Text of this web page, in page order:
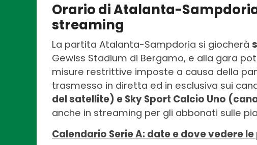
Orario di Atalanta-
streaming
La partita Atalanta-Sampdoria si giocherà
Gewiss Stadium di Bergamo, e alla gara
misure restrittive imposte a causa della
trasmesso in diretta ed in esclusiva sui
del satellite) e Sky Sport Calcio Uno
anche in streaming per gli abbonati sulle
Calendario Serie A: date e dove vedere